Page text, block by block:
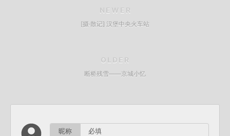
NEWER
[摄·散记] 汉堡中央火车站
OLDER
断桥残雪——京城小忆
昵称